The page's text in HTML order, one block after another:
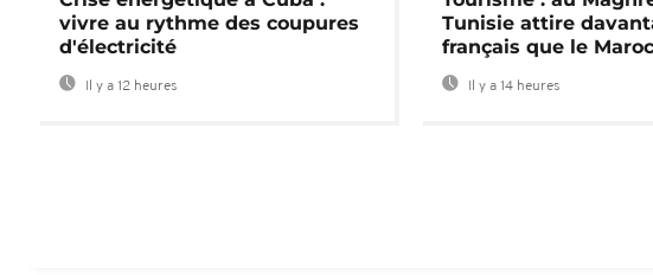
vivre au rythme des coupures
d'électricité
Il y a 12 heures
Tunisie attire
français que le Maroc
Il y a 14 heures